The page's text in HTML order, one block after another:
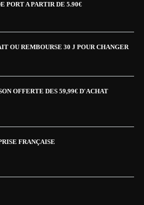
PORT A PARTIR DE 5.90€
OU REMBOURSE 30 J POUR CHANGER
OFFERTE DES 59,99€ D'ACHAT
FRANÇAISE